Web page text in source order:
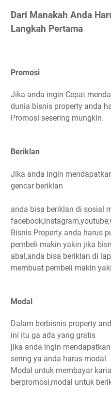
Dari Manakah Anda
Langkah Pertama
Promosi
Jika anda ingin Cepat
dunia bisnis property anda
Promosi sesering mungkin.
Beriklan
Jika anda ingin
gencar beriklan
anda bisa beriklan di sosial
Bisnis Property anda harus
pembeli makin yakin jika
abal,anda bisa beriklan di
membuat pembeli makin
Modal
Dalam berbisnis property
ini itu ga ada yang gratis
jika anda ingin
sering ya anda harus modal
Modal untuk membayar
berpromosi,modal untuk